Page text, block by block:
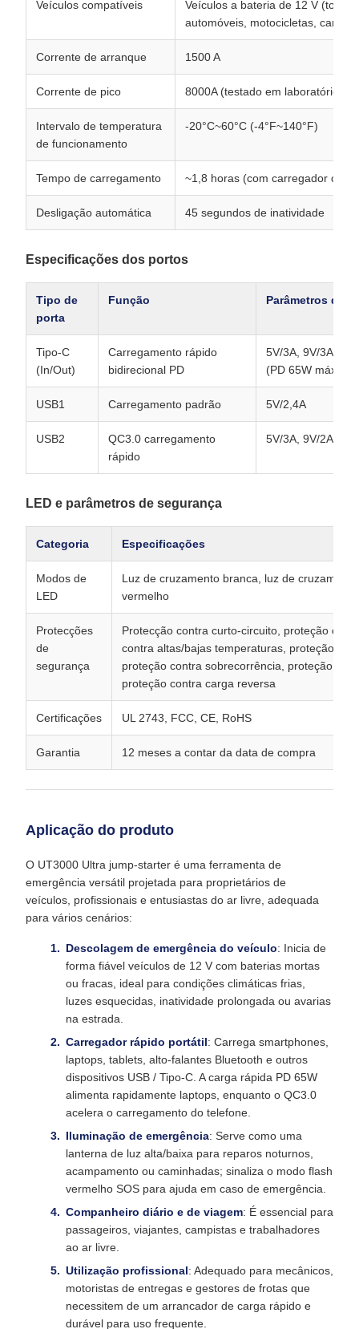
Veículos compatíveis
Veículos a bateria de 12 V (todos
automóveis, motocicletas,
Corrente de arranque 1500 A
Corrente de pico 8000A (testado em laboratório,
Intervalo de temperatura
de funcionamento
-20°C~60°C (-4°F~140°F)
Tempo de carregamento ~1,8 horas (com carregador
Desligação automática 45 segundos de inatividade
Especificações dos portos
Tipo de
porta
Função Parâmetros de
Tipo-C
(In/Out)
Carregamento rápido
bidirecional PD
5V/3A, 9V/3A,
(PD 65W máximo)
USB1 Carregamento padrão 5V/2,4A
USB2
QC3.0 carregamento
rápido
5V/3A, 9V/2A,
LED e parâmetros de segurança
Categoria Especificações
Modos de
LED
Luz de cruzamento branca, luz de
vermelho
Protecções
de
segurança
Protecção contra curto-circuito, proteção
contra altas/bajas temperaturas, proteção
proteção contra sobrecorrência, proteção
proteção contra carga reversa
Certificações UL 2743, FCC, CE, RoHS
Garantia 12 meses a contar da data de compra
Aplicação do produto
O UT3000 Ultra jump-starter é uma ferramenta de
emergência versátil projetada para proprietários de
veículos, profissionais e entusiastas do ar livre, adequada
para vários cenários:
Descolagem de emergência do veículo: Inicia de
forma fiável veículos de 12 V com baterias mortas
ou fracas, ideal para condições climáticas frias,
luzes esquecidas, inatividade prolongada ou avarias
na estrada.
Carregador rápido portátil: Carrega smartphones,
laptops, tablets, alto-falantes Bluetooth e outros
dispositivos USB / Tipo-C. A carga rápida PD 65W
alimenta rapidamente laptops, enquanto o QC3.0
acelera o carregamento do telefone.
Iluminação de emergência: Serve como uma
lanterna de luz alta/baixa para reparos noturnos,
acampamento ou caminhadas; sinaliza o modo flash
vermelho SOS para ajuda em caso de emergência.
Companheiro diário e de viagem: É essencial para
passageiros, viajantes, campistas e trabalhadores
ao ar livre.
Utilização profissional: Adequado para mecânicos,
motoristas de entregas e gestores de frotas que
necessitem de um arrancador de carga rápido e
durável para uso frequente.